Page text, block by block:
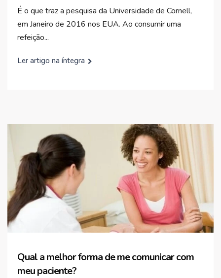
É o que traz a pesquisa da Universidade de Cornell,
em Janeiro de 2016 nos EUA. Ao consumir uma
refeição...
Ler artigo na íntegra
Qual a melhor forma de me comunicar com
meu paciente?